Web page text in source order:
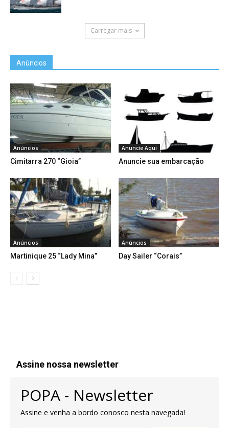
Carregar mais
Anúncios
Anúncios
Cimitarra 270 “Gioia”
Anuncie Aqui
Anuncie sua embarcação
Anúncios
Martinique 25 “Lady Mina”
Anúncios
Day Sailer “Corais”
Assine nossa newsletter
POPA - Newsletter
Assine e venha a bordo conosco nesta navegada!